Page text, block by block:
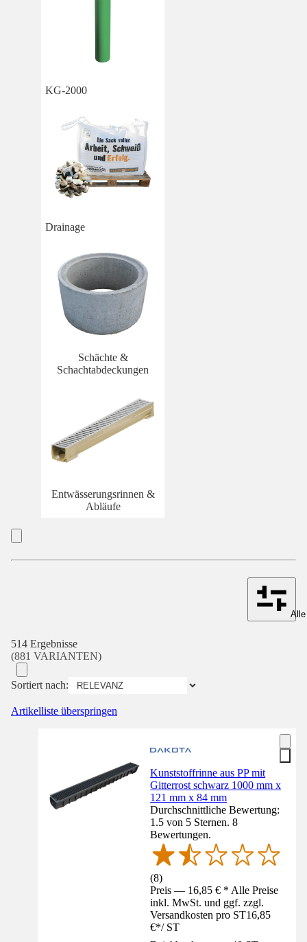
KG-2000
Drainage
Schächte &
Schachtabdeckungen
Entwässerungsrinnen &
Abläufe
514 Ergebnisse
(881 VARIANTEN)
Sortiert nach:
Artikelliste überspringen
Kunststoffrinne aus PP mit
Gitterrost schwarz 1000 mm x
121 mm x 84 mm
Durchschnittliche Bewertung:
1.5 von 5 Sternen. 8
Bewertungen.
(8)
Preis — 16,85 € * Alle Preise
inkl. MwSt. und ggf. zzgl.
Versandkosten pro ST16,85
€*/ ST